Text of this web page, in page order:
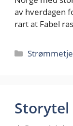
av hverdagen
rart at Fabel
Kategorier
Storytel